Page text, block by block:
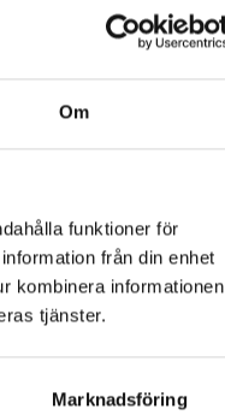
Om
funktioner för
från din enhet
kombinera informationen
tjänster.
Marknadsföring
Cargo Pant
VARUKORG